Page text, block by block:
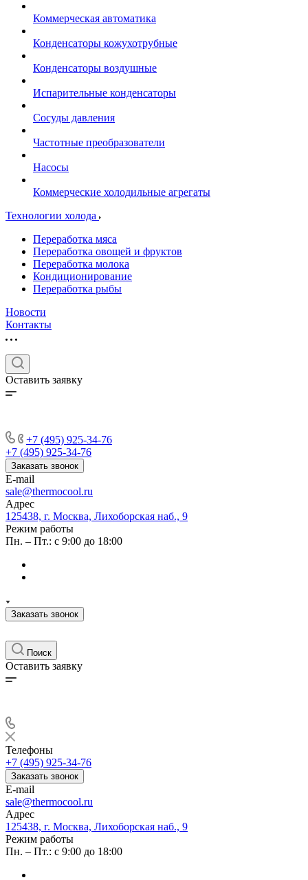
Коммерческая автоматика
Конденсаторы кожухотрубные
Конденсаторы воздушные
Испарительные конденсаторы
Сосуды давления
Частотные преобразователи
Насосы
Коммерческие холодильные агрегаты
Технологии холода
Переработка мяса
Переработка овощей и фруктов
Переработка молока
Кондиционирование
Переработка рыбы
Новости
Контакты
Оставить заявку
+7 (495) 925-34-76
+7 (495) 925-34-76
Заказать звонок
E-mail
sale@thermocool.ru
Адрес
125438, г. Москва, Лихоборская наб., 9
Режим работы
Пн. – Пт.: с 9:00 до 18:00
Заказать звонок
Поиск
Оставить заявку
Телефоны
+7 (495) 925-34-76
Заказать звонок
E-mail
sale@thermocool.ru
Адрес
125438, г. Москва, Лихоборская наб., 9
Режим работы
Пн. – Пт.: с 9:00 до 18:00